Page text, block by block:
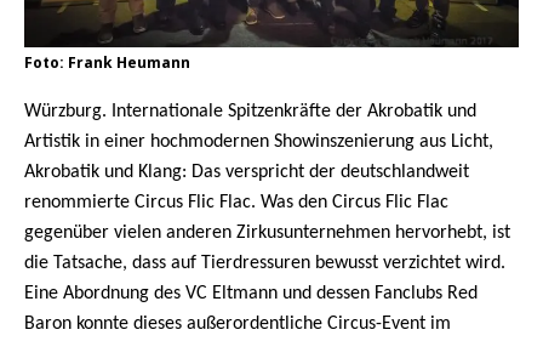
Foto: Frank Heumann
Würzburg. Internationale Spitzenkräfte der Akrobatik und
Artistik in einer hochmodernen Showinszenierung aus Licht,
Akrobatik und Klang: Das verspricht der deutschlandweit
renommierte Circus Flic Flac. Was den Circus Flic Flac
gegenüber vielen anderen Zirkusunternehmen hervorhebt, ist
die Tatsache, dass auf Tierdressuren bewusst verzichtet wird.
Eine Abordnung des VC Eltmann und dessen Fanclubs Red
Baron konnte dieses außerordentliche Circus-Event im